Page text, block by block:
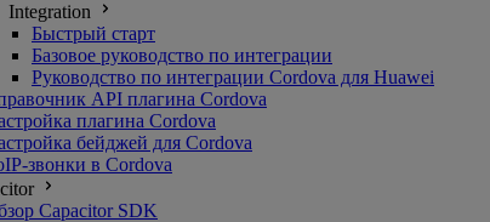
Integration
Быстрый старт
Базовое руководство по интеграции
Руководство по интеграции Cordova для Huawei
API плагина Cordova
плагина Cordova
бейджей для Cordova
звонки в Cordova
Capacitor SDK